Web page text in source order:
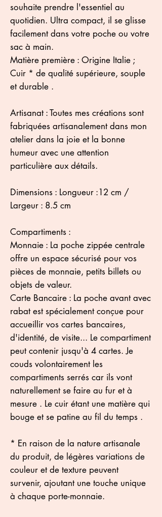
souhaite prendre l'essentiel au
quotidien. Ultra compact, il se glisse
facilement dans votre poche ou votre
sac à main.
Matière première : Origine Italie ;
Cuir * de qualité supérieure, souple
et durable .
Artisanat : Toutes mes créations sont
fabriquées artisanalement dans mon
atelier dans la joie et la bonne
humeur avec une attention
particulière aux détails.
Dimensions : Longueur :12 cm /
Largeur : 8.5 cm
Compartiments :
Monnaie : La poche zippée centrale
offre un espace sécurisé pour vos
pièces de monnaie, petits billets ou
objets de valeur.
Carte Bancaire : La poche avant avec
rabat est spécialement conçue pour
accueillir vos cartes bancaires,
d'identité, de visite... Le compartiment
peut contenir jusqu'à 4 cartes. Je
couds volontairement les
compartiments serrés car ils vont
naturellement se faire au fur et à
mesure . Le cuir étant une matière qui
bouge et se patine au fil du temps .
* En raison de la nature artisanale
du produit, de légères variations de
couleur et de texture peuvent
survenir, ajoutant une touche unique
à chaque porte-monnaie.